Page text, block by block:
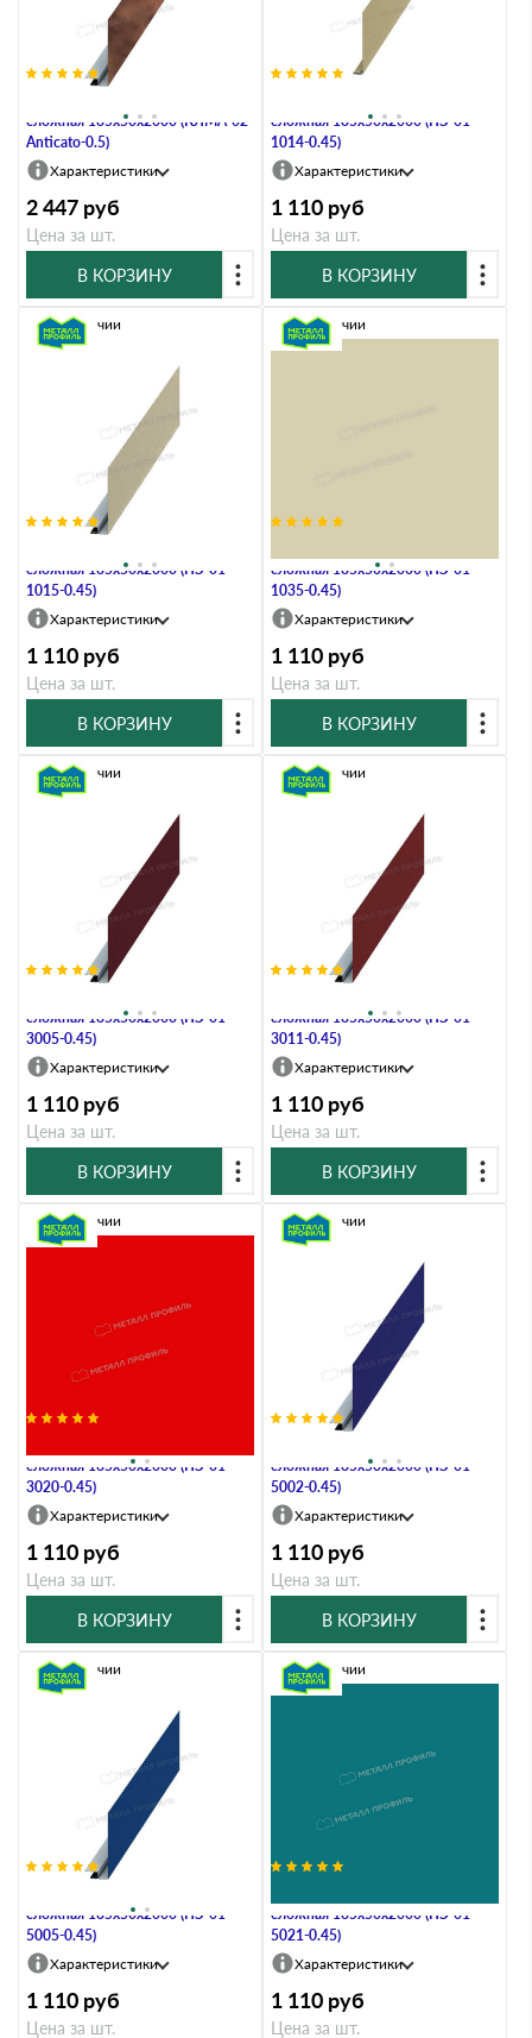
сложная 185х50х2000 (КЛМА-02-
Anticato-0.5)
Характеристики
2 447 руб
Цена за шт.
В КОРЗИНУ
сложная 185х50х2000 (ПЭ-01-
1014-0.45)
Характеристики
1 110 руб
Цена за шт.
В КОРЗИНУ
сложная 185х50х2000 (ПЭ-01-
1015-0.45)
В наличии
Характеристики
1 110 руб
Цена за шт.
В КОРЗИНУ
сложная 185х50х2000 (ПЭ-01-
1035-0.45)
В наличии
Характеристики
1 110 руб
Цена за шт.
В КОРЗИНУ
сложная 185х50х2000 (ПЭ-01-
3005-0.45)
В наличии
Характеристики
1 110 руб
Цена за шт.
В КОРЗИНУ
сложная 185х50х2000 (ПЭ-01-
3011-0.45)
В наличии
Характеристики
1 110 руб
Цена за шт.
В КОРЗИНУ
сложная 185х50х2000 (ПЭ-01-
3020-0.45)
В наличии
Характеристики
1 110 руб
Цена за шт.
В КОРЗИНУ
сложная 185х50х2000 (ПЭ-01-
5002-0.45)
В наличии
Характеристики
1 110 руб
Цена за шт.
В КОРЗИНУ
сложная 185х50х2000 (ПЭ-01-
5005-0.45)
В наличии
Характеристики
1 110 руб
Цена за шт.
сложная 185х50х2000 (ПЭ-01-
5021-0.45)
В наличии
Характеристики
1 110 руб
Цена за шт.